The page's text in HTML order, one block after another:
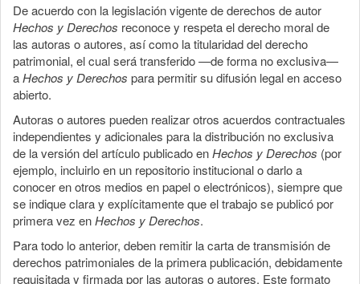
De acuerdo con la legislación vigente de derechos de autor
Hechos y Derechos reconoce y respeta el derecho moral de
las autoras o autores, así como la titularidad del derecho
patrimonial, el cual será transferido —de forma no exclusiva—
aHechos y Derechos para permitir su difusión legal en acceso
abierto.
Autoras o autores pueden realizar otros acuerdos contractuales
independientes y adicionales para la distribución no exclusiva
de la versión del artículo publicado enHechos y Derechos (por
ejemplo, incluirlo en un repositorio institucional o darlo a
conocer en otros medios en papel o electrónicos), siempre que
se indique clara y explícitamente que el trabajo se publicó por
primera vez enHechos y Derechos.
Para todo lo anterior, deben remitir la carta de transmisión de
derechos patrimoniales de la primera publicación, debidamente
requisitada y firmada por las autoras o autores. Este formato